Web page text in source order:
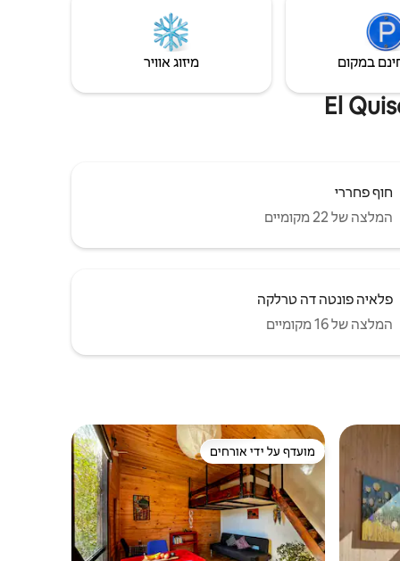
במקום מיזוג אוויר
חוף פחררי
המלצה של 22 מקומיים
פלאיה פונטה דה טרלקה
המלצה של 16 מקומיים
מועדף על ידי אורחים
מועדף על ידי אורחים